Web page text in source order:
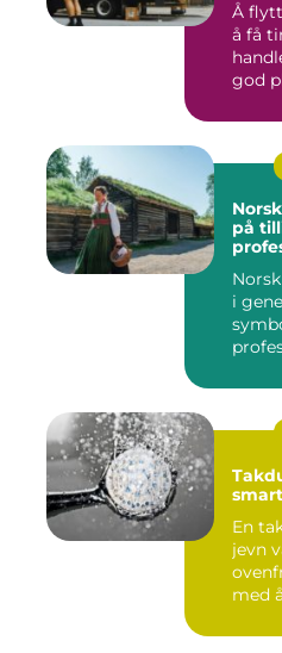
Å
å få
god
på
i
Takdusj
En
jevn
med